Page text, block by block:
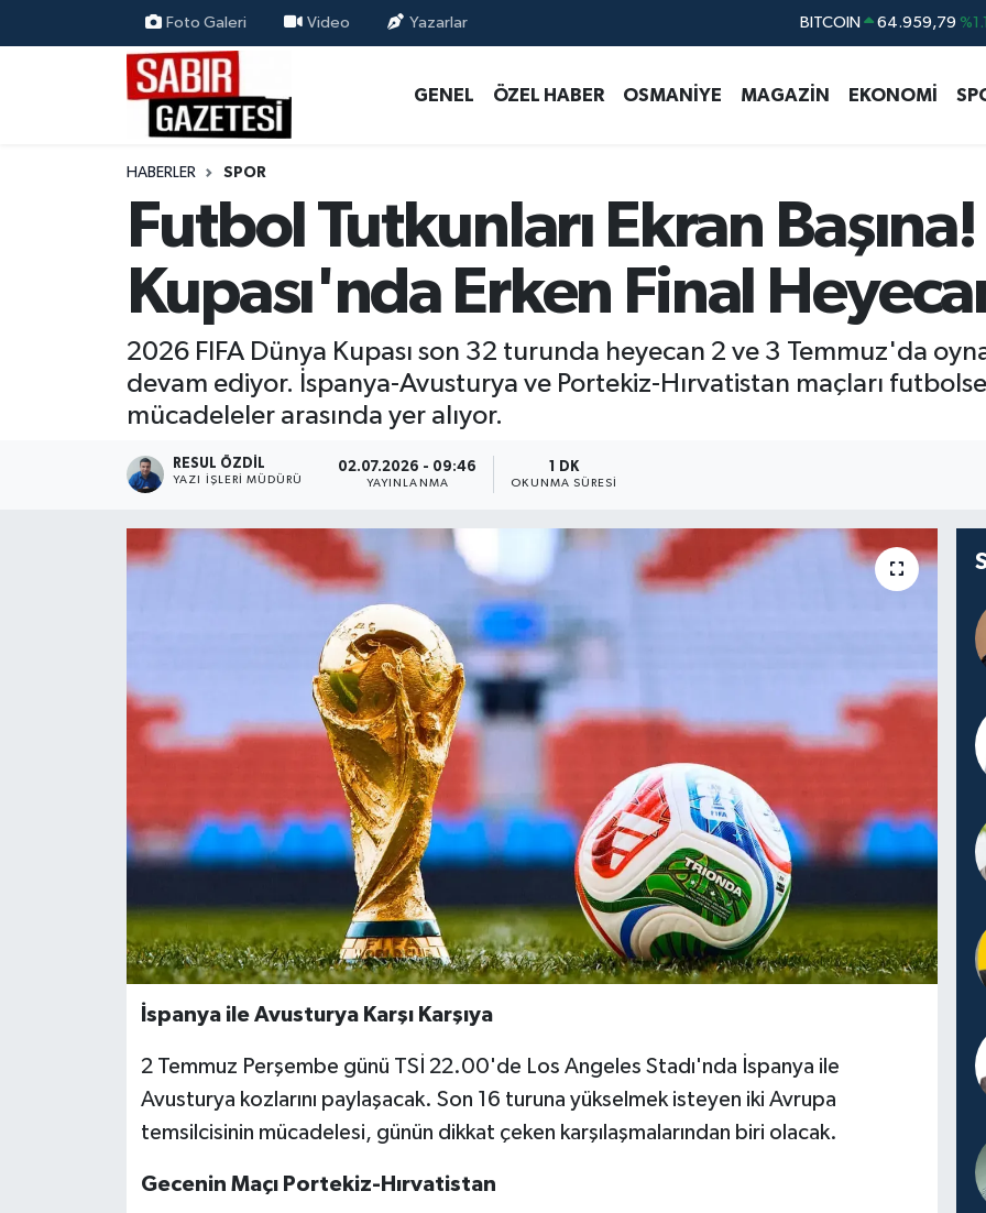
Foto Galeri Video Yazarlar
47,7436
GENEL ÖZEL HABER OSMANİYE MAGAZİN EKONOMİ
HABERLER SPOR
Futbol Tutkunları Ekran
Kupası'nda Erken Final
2026 FIFA Dünya Kupası son 32 turunda heyecan 2 ve 3 Temmuz'da
devam ediyor. İspanya-Avusturya ve Portekiz-Hırvatistan maçları
mücadeleler arasında yer alıyor.
RESUL ÖZDIL
YAZI İŞLERI MÜDÜRÜ
02.07.2026 - 09:46
YAYINLANMA
1 DK
OKUNMA SÜRESI
İspanya ile Avusturya Karşı Karşıya
2 Temmuz Perşembe günü TSİ 22.00'de Los Angeles Stadı'nda İspanya ile
Avusturya kozlarını paylaşacak. Son 16 turuna yükselmek isteyen iki Avrupa
temsilcisinin mücadelesi, günün dikkat çeken karşılaşmalarından biri olacak.
Gecenin Maçı Portekiz-Hırvatistan
ÖZEL HABER
MAGAZİN
EKONOMİ
RESMİ İLANLAR
Osmaniye Nöbetçi Eczaneler
Osmaniye Hava Durumu
Süper Lig Puan Durumu ve Fikstür
Tüm Manşetler
Son Dakika Haberleri
Haber Arşivi